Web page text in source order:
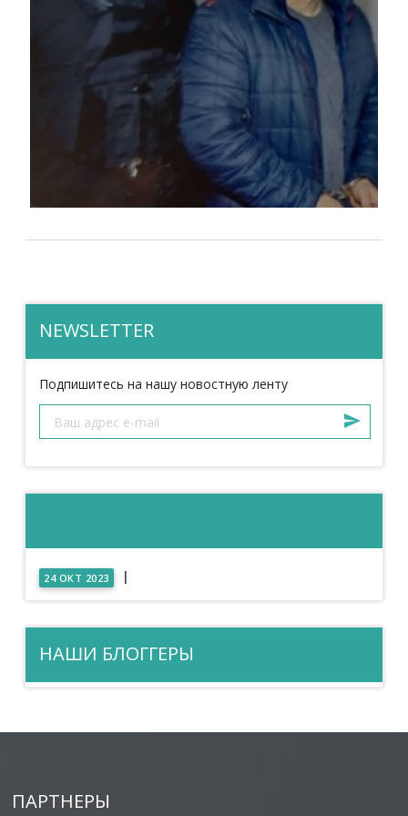
NEWSLETTER
Подпишитесь на нашу новостную ленту
24 ОКТ 2023 |
НАШИ БЛОГГЕРЫ
ПАРТНЕРЫ